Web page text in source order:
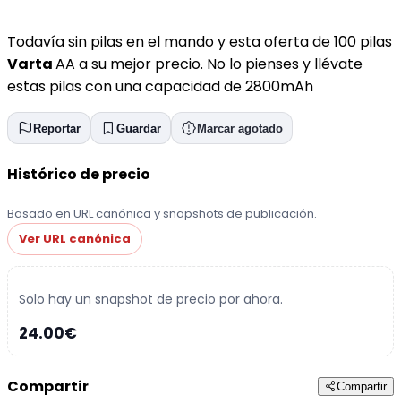
Todavía sin pilas en el mando y esta oferta de 100 pilas
VartaAA a su mejor precio. No lo pienses y llévate
estas pilas con una capacidad de 2800mAh
Reportar Guardar Marcar agotado
Histórico de precio
Basado en URL canónica y snapshots de publicación.
Ver URL canónica
Solo hay un snapshot de precio por ahora.
24.00€
Compartir Compartir